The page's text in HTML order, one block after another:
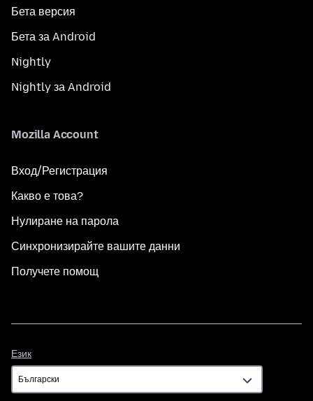
Бета версия
Бета за Android
Nightly
Nightly за Android
Mozilla Account
Вход/Регистрация
Какво е това?
Нулиране на парола
Синхронизирайте вашите данни
Получете помощ
Език